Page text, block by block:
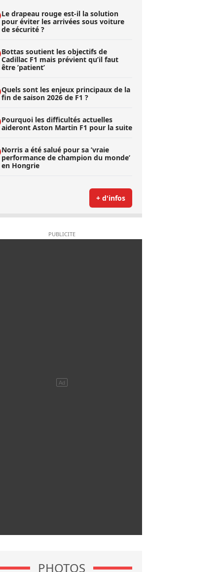
Le drapeau rouge est-il la solution
pour éviter les arrivées sous voiture
de sécurité ?
Bottas soutient les objectifs de
Cadillac F1 mais prévient qu’il faut
être ’patient’
Quels sont les enjeux principaux de la
fin de saison 2026 de F1 ?
Pourquoi les difficultés actuelles
aideront Aston Martin F1 pour la suite
Norris a été salué pour sa ’vraie
performance de champion du monde’
en Hongrie
+ d'infos
PHOTOS